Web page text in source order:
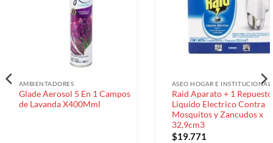
AMBIENTADORES
Glade Aerosol 5 En 1 Campos
de Lavanda X400Mml
ASEO HOGAR E INSTITUCIONAL
Raid Aparato + 1 Repuesto
Liquido Electrico Contra
Mosquitos y Zancudos x
32,9cm3
$19.771